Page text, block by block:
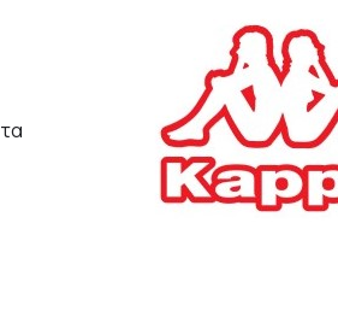
Κ. Πιερρακάκης: Νέα
εποχή για το Ολυμπιακό
Κωπηλατοδρόμιο - Η
δημόσια περιουσία είναι
περιουσία όλων των